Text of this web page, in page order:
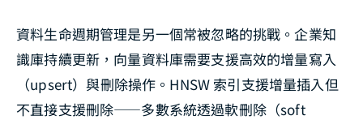
資料生命週期管理是另一個常被忽略的挑戰。企業知
識庫持續更新，向量資料庫需要支援高效的增量寫入
（upsert）與刪除操作。HNSW 索引支援增量插入但
不直接支援刪除——多數系統透過軟刪除（soft